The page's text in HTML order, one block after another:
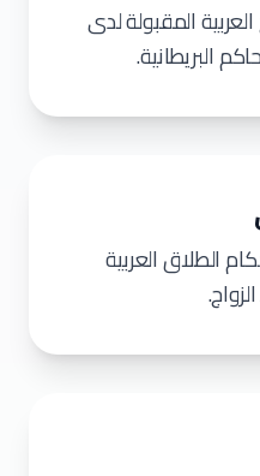
المقبولة لدى
البريطانية.
الطلاق العربية